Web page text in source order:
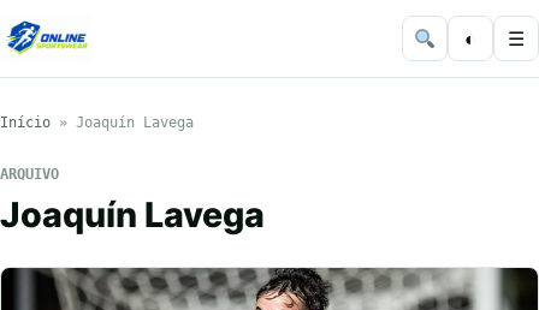
◐ ☰
Início » Joaquín Lavega
ARQUIVO
Joaquín Lavega